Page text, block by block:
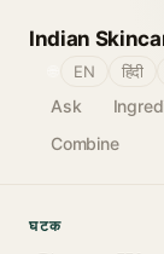
Indian
Ask
Combine
EN हिंदी
घटक